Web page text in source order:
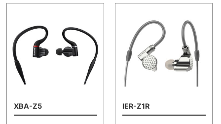
XBA-Z5 IER-Z1R